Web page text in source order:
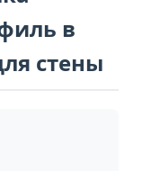
в
стены